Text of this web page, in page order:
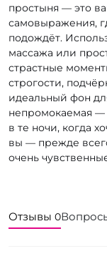
простыня — это
самовыражения,
подождёт.
массажа или
страстные
строгости,
идеальный фон
непромокаемая
в те ночи, когда
вы — прежде
очень
Отзывы 0